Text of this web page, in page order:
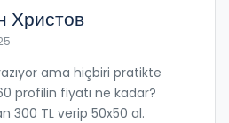
Христов
ama hiçbiri pratikte
profilin fiyatı ne kadar?
300 TL verip 50x50 al.